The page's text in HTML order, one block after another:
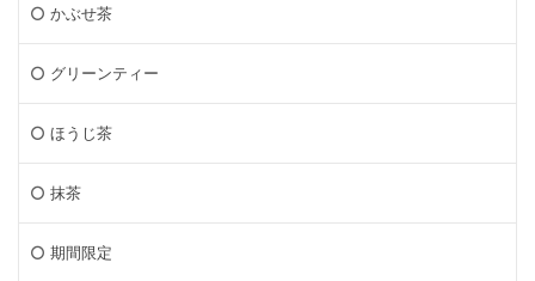
かぶせ茶
グリーンティー
ほうじ茶
抹茶
期間限定